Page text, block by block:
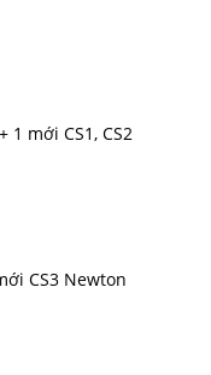
mới CS1, CS2
CS3 Newton